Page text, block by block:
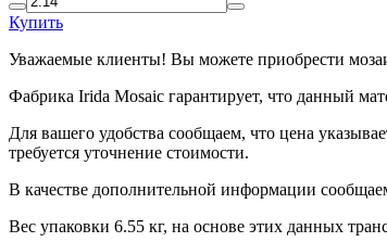
Купить
Уважаемые клиенты! Вы можете приобрести
Фабрика Irida Mosaic гарантирует, что данный
Для вашего удобства сообщаем, что цена
требуется уточнение стоимости.
В качестве дополнительной информации
Вес упаковки 6.55 кг, на основе этих данных